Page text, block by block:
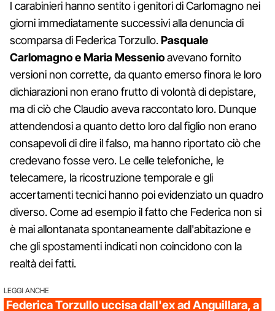
I carabinieri hanno sentito i genitori di Carlomagno nei
giorni immediatamente successivi alla denuncia di
scomparsa di Federica Torzullo.Pasquale
Carlomagno e Maria Messenioavevano fornito
versioni non corrette, da quanto emerso finora le loro
dichiarazioni non erano frutto di volontà di depistare,
ma di ciò che Claudio aveva raccontato loro. Dunque
attendendosi a quanto detto loro dal figlio non erano
consapevoli di dire il falso, ma hanno riportato ciò che
credevano fosse vero. Le celle telefoniche, le
telecamere, la ricostruzione temporale e gli
accertamenti tecnici hanno poi evidenziato un quadro
diverso. Come ad esempio il fatto che Federica non si
è mai allontanata spontaneamente dall'abitazione e
che gli spostamenti indicati non coincidono con la
realtà dei fatti.
LEGGI ANCHE
Federica Torzullo uccisa dall'ex ad Anguillara, a